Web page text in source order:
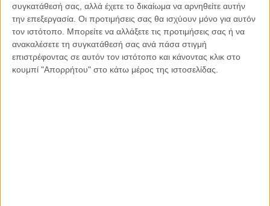
συγκατάθεσή σας, αλλά έχετε το δικαίωμα να αρνηθείτε αυτήν
την επεξεργασία. Οι προτιμήσεις σας θα ισχύουν μόνο για αυτόν
τον ιστότοπο. Μπορείτε να αλλάξετε τις προτιμήσεις σας ή να
ανακαλέσετε τη συγκατάθεσή σας ανά πάσα στιγμή
επιστρέφοντας σε αυτόν τον ιστότοπο και κάνοντας κλικ στο
κουμπί "Απορρήτου" στο κάτω μέρος της ιστοσελίδας.
Γιάννης Πανούσης
Μικροδιάβολοι ή άγουροι
εγκληματίες; – Άρθρο – παρέμβαση
στο Propago του Γιάννη Πανούση